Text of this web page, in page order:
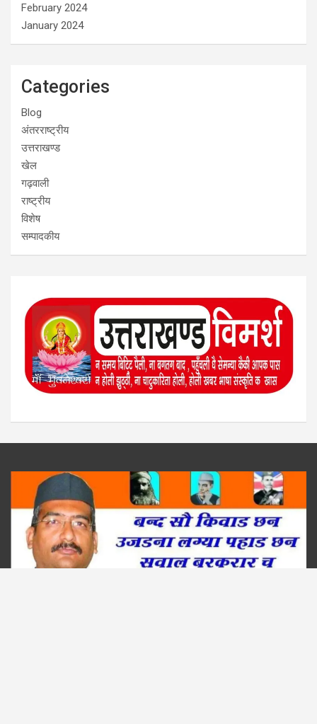
February 2024
January 2024
Categories
Blog
अंतरराष्ट्रीय
उत्तराखण्ड
खेल
गढ़वाली
राष्ट्रीय
विशेष
सम्पादकीय